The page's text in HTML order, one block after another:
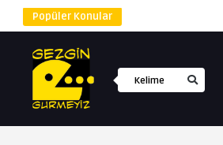
Popüler Konular